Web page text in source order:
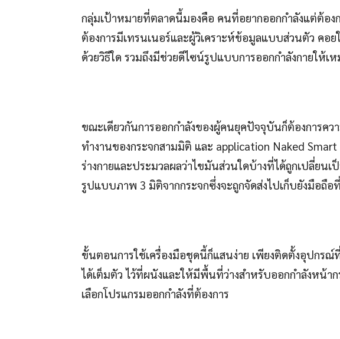
กลุ่มเป้าหมายที่ตลาดนี้มองคือ คนที่อยากออกกำลังแต่ต้อง
ต้องการมีเทรนเนอร์และผู้วิเคราะห์ข้อมูลแบบส่วนตัว คอย
ด้วยวิธีใด รวมถึงมีช่วยดีไซน์รูปแบบการออกกำลังกายให้เ
ขณะเดียวกันการออกกำลังของผู้คนยุคปัจจุบันก็ต้องการคว
ทำงานของกระจกสามมิติ และ application Naked
ร่างกายและประมวลผลว่าไขมันส่วนใดบ้างที่ได้ถูกเปลี่ยนเ
รูปแบบภาพ 3 มิติจากกระจกซึ่งจะถูกจัดส่งไปเก็บยังมือถื
ขั้นตอนการใช้เครื่องมือชุดนี้ก็แสนง่าย เพียงติดตั้งอุปกรณ์
ได้เต็มตัว ไว้ที่ผนังและให้มีพื้นที่ว่างสำหรับออกกำลังหน้า
เลือกโปรแกรมออกกำลังที่ต้องการ